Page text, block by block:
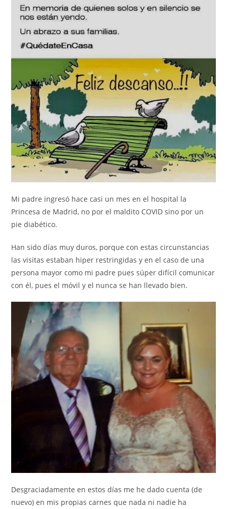
Mi padre ingresó hace casi un mes en el hospital la
Princesa de Madrid, no por el maldito COVID sino por un
pie diabético.
Han sido días muy duros, porque con estas circunstancias
las visitas estaban hiper restringidas y en el caso de una
persona mayor como mi padre pues súper difícil comunicar
con él, pues el móvil y el nunca se han llevado bien.
Desgraciadamente en estos días me he dado cuenta (de
nuevo) en mis propias carnes que nada ni nadie ha